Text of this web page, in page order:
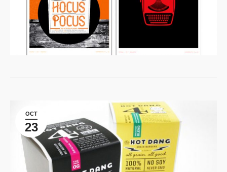
OCT
23